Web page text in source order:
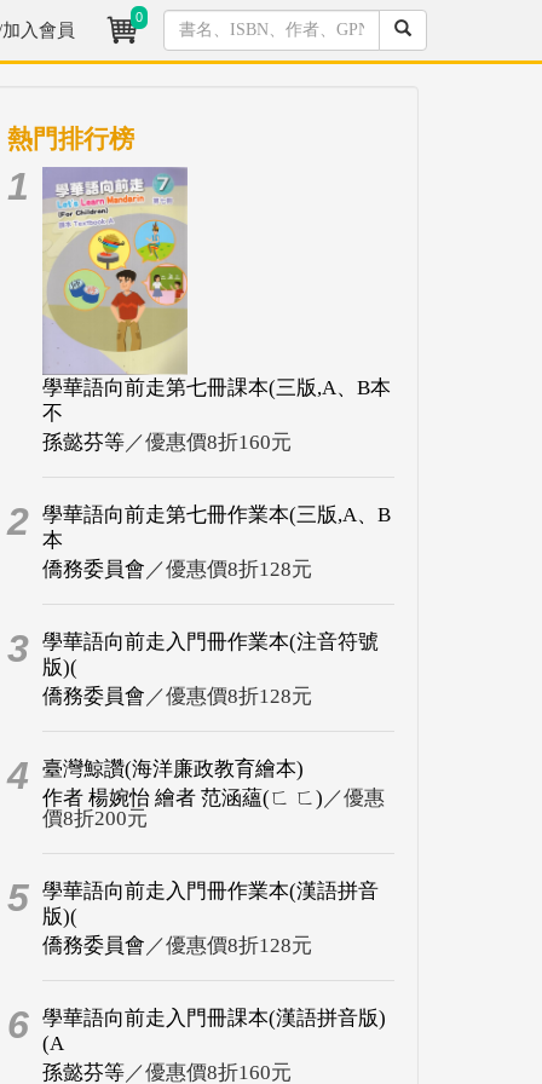
入會員
0
熱門排行榜
1
學華語向前走第七冊課本(三版,A、B本
不
孫懿芬等／優惠價8折160元
2 學華語向前走第七冊作業本(三版,A、B
本
僑務委員會 ／優惠價8折128元
3 學華語向前走入門冊作業本(注音符號
版)(
僑務委員會 ／優惠價8折128元
4
臺灣鯨讚(海洋廉政教育繪本)
作者 楊婉怡 繪者 范涵蘊(ㄈ ㄈ) ／優惠
價8折200元
5 學華語向前走入門冊作業本(漢語拼音
版)(
僑務委員會 ／優惠價8折128元
6 學華語向前走入門冊課本(漢語拼音版)
(A
孫懿芬等／優惠價8折160元